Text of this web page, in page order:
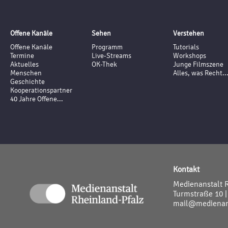
Offene Kanäle
Offene Kanäle
Termine
Aktuelles
Menschen
Geschichte
Kooperationspartner
40 Jahre Offene...
Sehen
Programm
Live-Streams
OK-Thek
Verstehen
Tutorials
Workshops
Junge Filmszene
Alles, was Recht...
Kontakt
Medienanstalt
Turmstraße 10